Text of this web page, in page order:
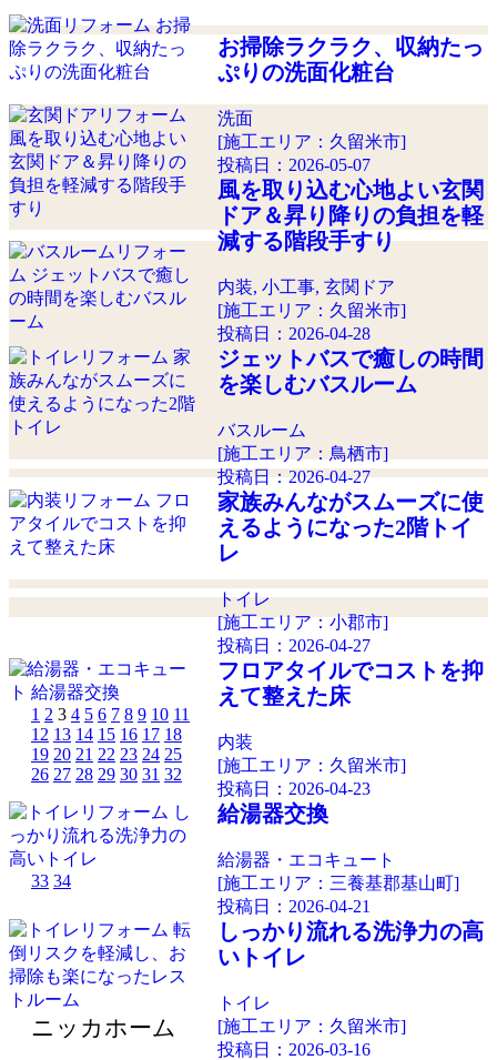
お掃除ラクラク、収納たっ
ぷりの洗面化粧台
洗面
[施工エリア：久留米市]
投稿日： 2026-05-07
風を取り込む心地よい玄関
ドア＆昇り降りの負担を軽
減する階段手すり
内装, 小工事, 玄関ドア
[施工エリア：久留米市]
投稿日： 2026-04-28
ジェットバスで癒しの時間
を楽しむバスルーム
バスルーム
[施工エリア：鳥栖市]
投稿日：2026-04-27
家族みんながスムーズに使
えるようになった2階トイ
レ
トイレ
[施工エリア：小郡市]
投稿日： 2026-04-27
フロアタイルでコストを抑
えて整えた床
内装
[施工エリア：久留米市]
投稿日： 2026-04-23
給湯器交換
給湯器・エコキュート
[施工エリア：三養基郡基山町]
投稿日： 2026-04-21
しっかり流れる洗浄力の高
いトイレ
トイレ
[施工エリア：久留米市]
投稿日： 2026-03-16
1 2 3 4 5 6 7 8 9 10 11
12 13 14 15 16 17 18
19 20 21 22 23 24 25
26 27 28 29 30 31 32
33 34
ニッカホーム